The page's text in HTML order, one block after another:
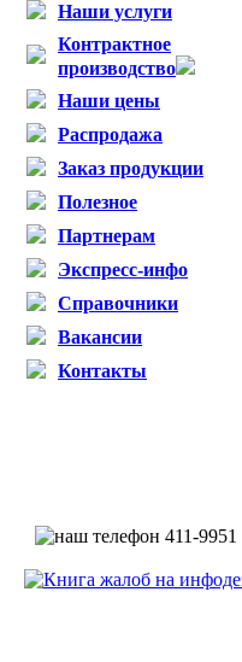
Наши услуги
Контрактное
производство
Наши цены
Распродажа
Заказ продукции
Полезное
Партнерам
Экспресс-инфо
Справочники
Вакансии
Контакты